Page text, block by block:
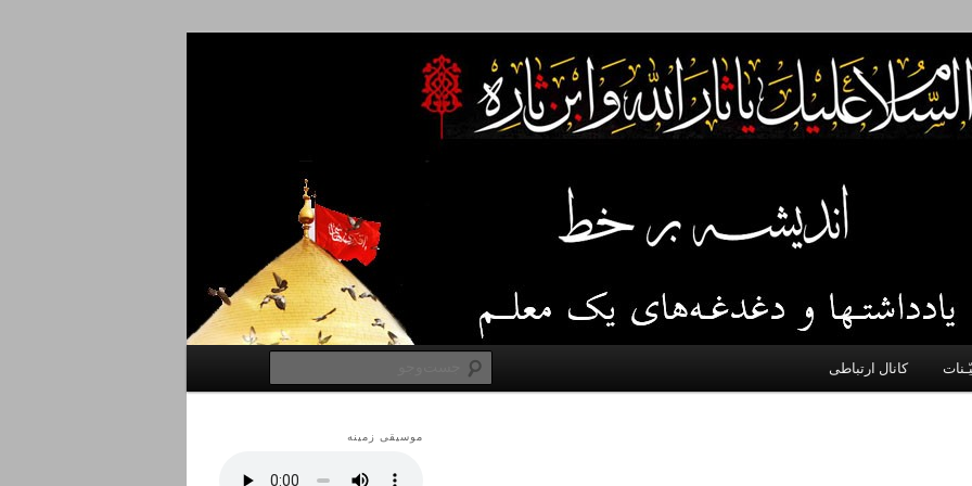
کانال ارتباطی
موسیقی زمینه